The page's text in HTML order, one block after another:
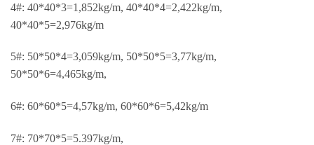
4#: 40*40*3=1,852kg/m, 40*40*4=2,422kg/m,
40*40*5=2,976kg/m
5#: 50*50*4=3,059kg/m, 50*50*5=3,77kg/m,
50*50*6=4,465kg/m,
6#: 60*60*5=4,57kg/m, 60*60*6=5,42kg/m
7#: 70*70*5=5.397kg/m,